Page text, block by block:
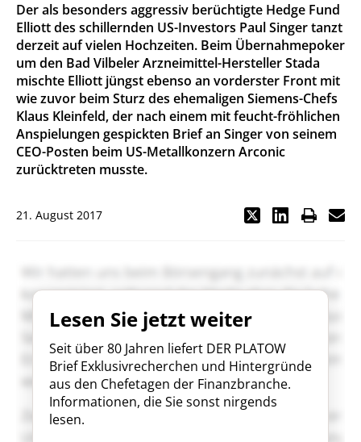
Der als besonders aggressiv berüchtigte Hedge Fund
Elliott des schillernden US-Investors Paul Singer tanzt
derzeit auf vielen Hochzeiten. Beim Übernahmepoker
um den Bad Vilbeler Arzneimittel-Hersteller Stada
mischte Elliott jüngst ebenso an vorderster Front mit
wie zuvor beim Sturz des ehemaligen Siemens-Chefs
Klaus Kleinfeld, der nach einem mit feucht-fröhlichen
Anspielungen gespickten Brief an Singer von seinem
CEO-Posten beim US-Metallkonzern Arconic
zurücktreten musste.
21. August 2017
Lesen Sie jetzt weiter
Seit über 80 Jahren liefert DER PLATOW
Brief Exklusivrecherchen und Hintergründe
aus den Chefetagen der Finanzbranche.
Informationen, die Sie sonst nirgends
lesen.